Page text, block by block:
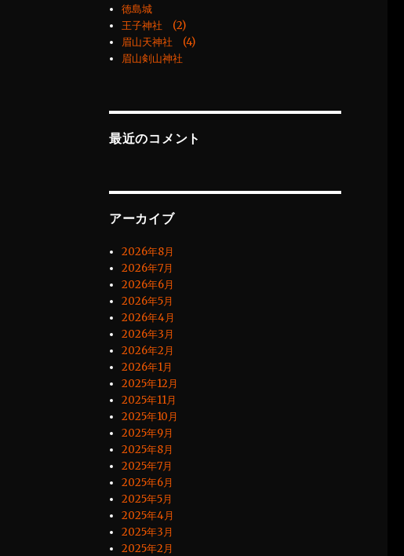
徳島城
王子神社 (2)
眉山天神社 (4)
眉山剣山神社
最近のコメント
アーカイブ
2026年8月
2026年7月
2026年6月
2026年5月
2026年4月
2026年3月
2026年2月
2026年1月
2025年12月
2025年11月
2025年10月
2025年9月
2025年8月
2025年7月
2025年6月
2025年5月
2025年4月
2025年3月
2025年2月